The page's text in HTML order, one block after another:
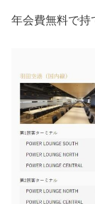
年会費無料で持